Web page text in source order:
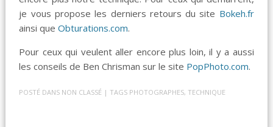
je vous propose les derniers retours du site Bokeh.fr
ainsi queObturations.com.
Pour ceux qui veulent aller encore plus loin, il y a aussi
les conseils de Ben Chrisman sur le site PopPhoto.com.
POSTÉ DANS NON CLASSÉ | TAGS PHOTOGRAPHES, TECHNIQUE